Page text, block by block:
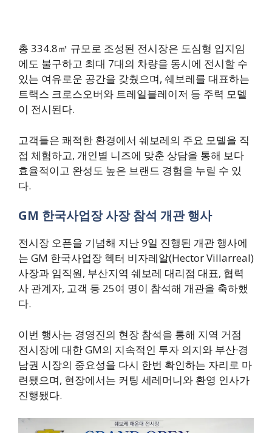
총 334.8㎡ 규모로 조성된 전시장은 도심형 입지임
에도 불구하고 최대 7대의 차량을 동시에 전시할 수
있는 여유로운 공간을 갖췄으며, 쉐보레를 대표하는
트랙스 크로스오버와 트레일블레이저 등 주력 모델
이 전시된다.
고객들은 쾌적한 환경에서 쉐보레의 주요 모델을 직
접 체험하고, 개인별 니즈에 맞춘 상담을 통해 보다
효율적이고 완성도 높은 브랜드 경험을 누릴 수 있
다.
GM 한국사업장 사장 참석 개관 행사
전시장 오픈을 기념해 지난 9일 진행된 개관 행사에
는 GM 한국사업장 헥터 비자레알(Hector Villarreal)
사장과 임직원, 부산지역 쉐보레 대리점 대표, 협력
사 관계자, 고객 등 25여 명이 참석해 개관을 축하했
다.
이번 행사는 경영진의 현장 참석을 통해 지역 거점
전시장에 대한 GM의 지속적인 투자 의지와 부산·경
남권 시장의 중요성을 다시 한번 확인하는 자리로 마
련됐으며, 현장에서는 커팅 세레머니와 환영 인사가
진행됐다.